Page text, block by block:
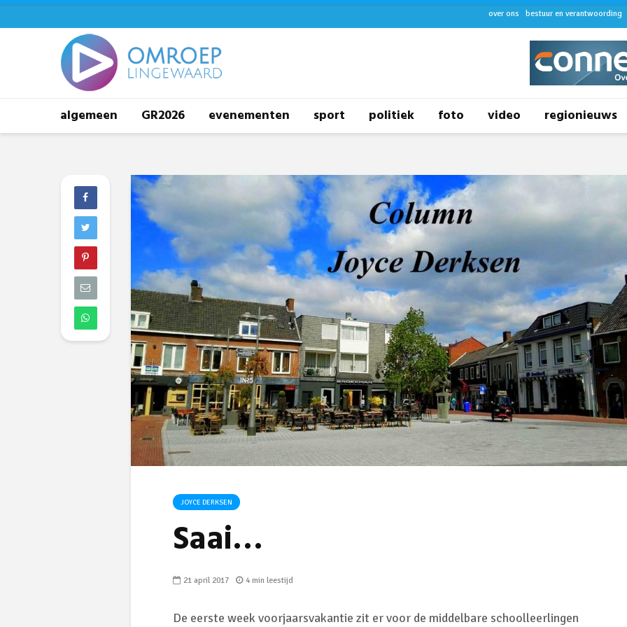
over ons bestuur en verantwoording
algemeen GR2026 evenementen sport politiek foto video regionieuws
JOYCE DERKSEN
Saai…
21 april 2017 4 min leestijd
De eerste week voorjaarsvakantie zit er voor de middelbare schoolleerlingen
Omgeving Deken
Doctor Mulderstraat
Bemmel wordt
éénrichtingsverkeer
30 juli 2026
Buurt klaar voor
noodsituaties:
gemeente deelt
subsidies uit
Het
van
28 juli
‘Eerste
28 juli